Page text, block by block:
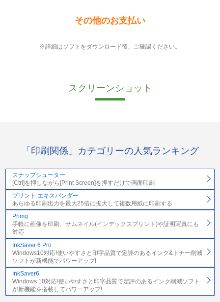
その他のお支払い
※詳細はソフトをダウンロード後、ご確認ください。
スクリーンショット
「印刷関係」カテゴリーの人気ランキング
スナップシューター
[Ctrl]を押しながら[Print Screen]を押すだけで画面印刷
プリント エキスパンダー
あらゆる印刷出力を最大25倍に拡大して複数用紙に印刷する
Primg
手軽に画像を印刷、サムネイル(インデックスプリント)や証明写真にも
対応
InkSaver 6 Pro
Windows10対応!使いやすさと印字品質で定評のあるインク&トナー削減
ソフトが新機能でパワーアップ!
InkSaver6
Windows 10対応!使いやすさと印字品質で定評のあるインク削減ソフト
が新機能を搭載してパワーアップ!